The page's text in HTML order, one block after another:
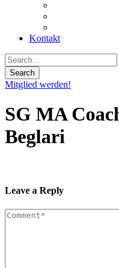
Kontakt
Mitglied werden!
SG MA
Beglari
Leave a Reply